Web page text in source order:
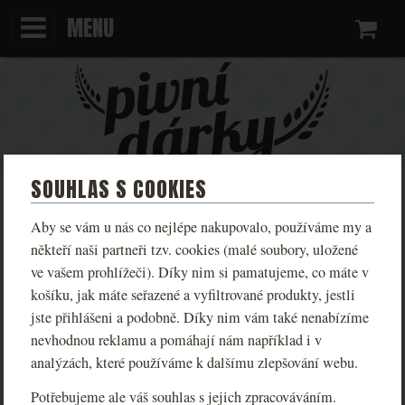
SOUHLAS S COOKIES
Aby se vám u nás co nejlépe nakupovalo, používáme my a
někteří naši partneři tzv. cookies (malé soubory, uložené
ve vašem prohlížeči). Díky nim si pamatujeme, co máte v
košíku, jak máte seřazené a vyfiltrované produkty, jestli
jste přihlášeni a podobně. Díky nim vám také nenabízíme
nevhodnou reklamu a pomáhají nám například i v
analýzách, které používáme k dalšímu zlepšování webu.
Potřebujeme ale váš souhlas s jejich zpracováváním.
MENU
TRIČKO KINGDOM COME:
DELIVERANCE LIVE MALEŠOV
PÁNSKÉ
Limitovaná trička na motivy hry Kingdom Come:
Deliverance v různých variantách dle reálných míst ze